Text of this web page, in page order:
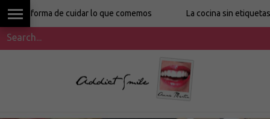
de cuidar lo que comemos La cocina sin etiquetas de Ronit